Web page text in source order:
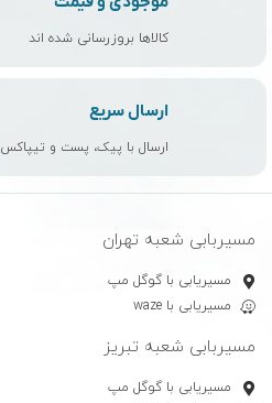
کالاها بروزرسانی شده اند
ارسال سریع
ارسال با پیک، پست و تیپاکس
مسیربابی شعبه تهران
مسیریابی با گوگل مپ
مسیریابی با waze
مسیربابی شعبه تبریز
مسیریابی با گوگل مپ